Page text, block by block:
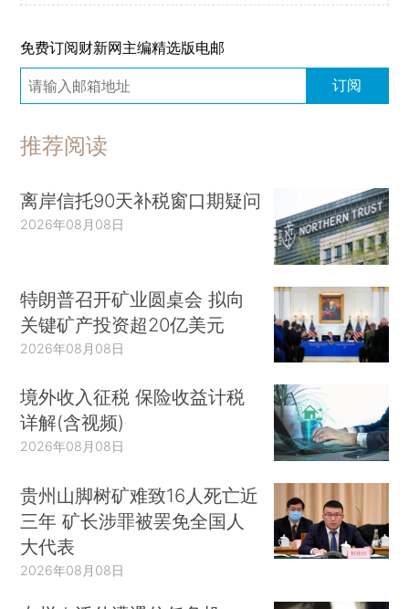
免费订阅财新网主编精选版电邮
订阅
推荐阅读
离岸信托90天补税窗口期疑问
2026年08月08日
特朗普召开矿业圆桌会 拟向
关键矿产投资超20亿美元
2026年08月08日
境外收入征税 保险收益计税
详解(含视频)
2026年08月08日
贵州山脚树矿难致16人死亡近
三年 矿长涉罪被罢免全国人
大代表
2026年08月08日